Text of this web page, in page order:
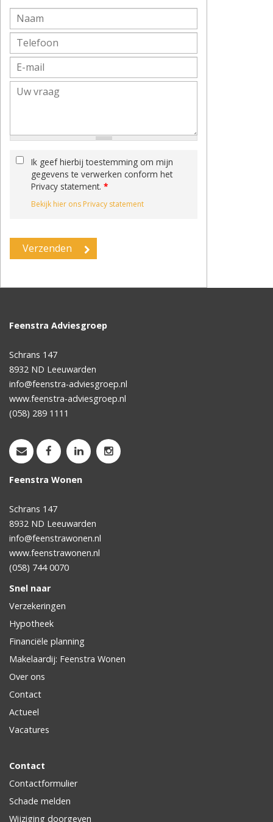
Ik geef hierbij toestemming om mijn
gegevens te verwerken conform het
Privacy statement. *
Bekijk hier ons Privacy statement
Feenstra Adviesgroep
Schrans 147
8932 ND Leeuwarden
info@feenstra-adviesgroep.nl
www.feenstra-adviesgroep.nl
(058) 289 1111
Feenstra Wonen
Schrans 147
8932 ND Leeuwarden
info@feenstrawonen.nl
www.feenstrawonen.nl
(058) 744 0070
Snel naar
Verzekeringen
Hypotheek
Financiële planning
Makelaardij: Feenstra Wonen
Over ons
Contact
Actueel
Vacatures
Contact
Contactformulier
Schade melden
Wijziging doorgeven